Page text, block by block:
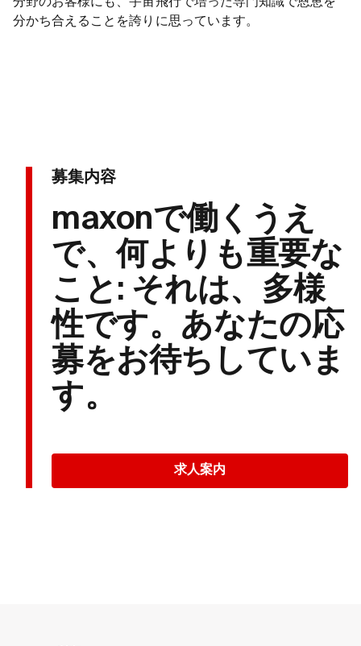
分かち合えることを誇りに思っています。
募集内容
maxonで働くうえ
で、何よりも重要な
こと: それは、多様
性です。あなたの応
募をお待ちしていま
す。
求人案内